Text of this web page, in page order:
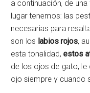
a continuación, de
lugar tenemos: las
necesarias para
son los labios rojos,
esta tonalidad,estos
de los ojos de gato,
ojo siempre y cuando